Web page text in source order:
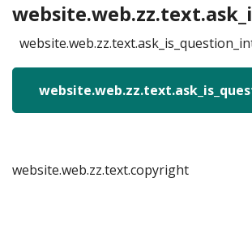
website.web.zz.text.copyright